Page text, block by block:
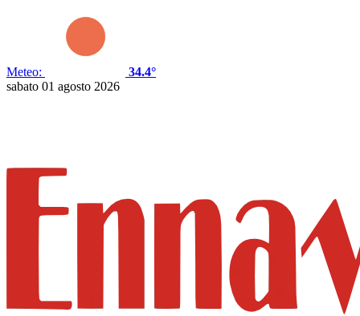
Meteo:
34.4°
sabato 01 agosto 2026